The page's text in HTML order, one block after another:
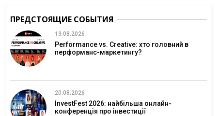
ПРЕДСТОЯЩИЕ СОБЫТИЯ
13.08.2026
Performance vs. Creative: хто головний в
перформанс-маркетингу?
20.08.2026
InvestFest 2026: найбільша онлайн-
конференція про інвестиції